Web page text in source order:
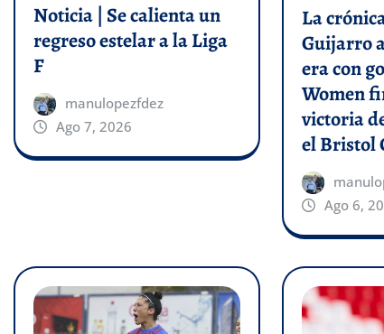
Noticia | Se calienta un
regreso estelar a la Liga
F
manulopezfdez
Ago 7, 2026
La
Guijarro
era con
Women
victoria
el Bristol
Ago 6,